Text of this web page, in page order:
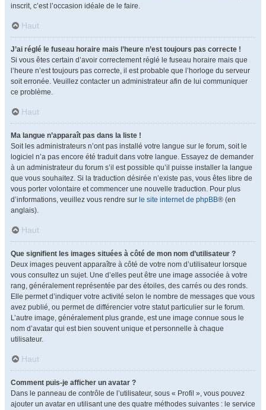
inscrit, c’est l’occasion idéale de le faire.
Haut
J’ai réglé le fuseau horaire mais l’heure n’est toujours pas correcte !
Si vous êtes certain d’avoir correctement réglé le fuseau horaire mais que
l’heure n’est toujours pas correcte, il est probable que l’horloge du serveur
soit erronée. Veuillez contacter un administrateur afin de lui communiquer
ce problème.
Haut
Ma langue n’apparaît pas dans la liste !
Soit les administrateurs n’ont pas installé votre langue sur le forum, soit le
logiciel n’a pas encore été traduit dans votre langue. Essayez de demander
à un administrateur du forum s’il est possible qu’il puisse installer la langue
que vous souhaitez. Si la traduction désirée n’existe pas, vous êtes libre de
vous porter volontaire et commencer une nouvelle traduction. Pour plus
d’informations, veuillez vous rendre sur le site internet de phpBB® (en
anglais).
Haut
Que signifient les images situées à côté de mon nom d’utilisateur ?
Deux images peuvent apparaître à côté de votre nom d’utilisateur lorsque
vous consultez un sujet. Une d’elles peut être une image associée à votre
rang, généralement représentée par des étoiles, des carrés ou des ronds.
Elle permet d’indiquer votre activité selon le nombre de messages que vous
avez publié, ou permet de différencier votre statut particulier sur le forum.
L’autre image, généralement plus grande, est une image connue sous le
nom d’avatar qui est bien souvent unique et personnelle à chaque
utilisateur.
Haut
Comment puis-je afficher un avatar ?
Dans le panneau de contrôle de l’utilisateur, sous « Profil », vous pouvez
ajouter un avatar en utilisant une des quatre méthodes suivantes : le service